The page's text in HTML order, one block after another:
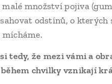
malé množství pojiva
odstínů, o kterých
tedy, že mezi vámi a
chvilky vznikají